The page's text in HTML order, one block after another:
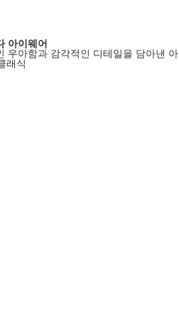
아이웨어
우아함과 감각적인 디테일을 담아낸
래식